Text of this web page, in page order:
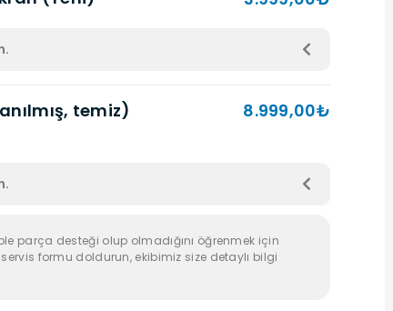
temiz) 8.999,00₺
parça desteği olup olmadığını öğrenmek için
formu doldurun, ekibimiz size detaylı bilgi